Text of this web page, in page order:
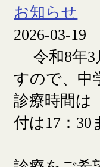
お知らせ
2026-03-19
令和8年3
すので、中
診療時間は
付は17：